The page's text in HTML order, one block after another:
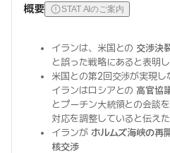
概要 STAT AIのご案内
イランは、米国との 交渉決
と誤った戦略にあると表明し
米国との第2回交渉が実現し
イランはロシアとの 高官協
とプーチン大統領との会談を
対応を調整していると伝えた
イランが ホルムズ海峡の再
核交渉